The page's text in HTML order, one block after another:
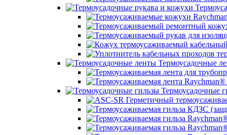
Термоусадочные
Термоусадочные